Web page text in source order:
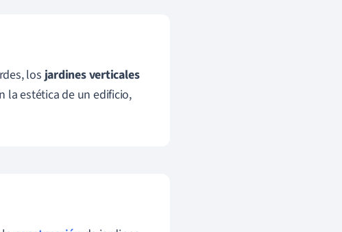
losjardines verticales
la estética de un edificio,